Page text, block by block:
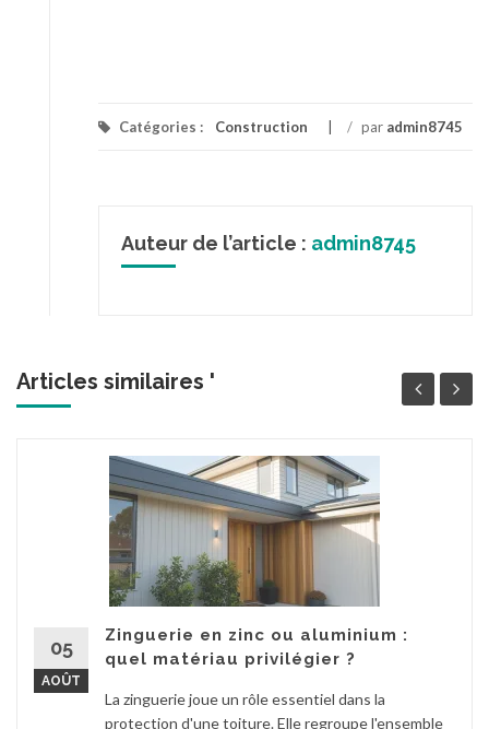
Catégories : Construction / par admin8745
Auteur de l’article : admin8745
Articles similaires '
05
AOÛT
Zinguerie en zinc ou aluminium :
quel matériau privilégier ?
La zinguerie joue un rôle essentiel dans la
protection d'une toiture. Elle regroupe l'ensemble